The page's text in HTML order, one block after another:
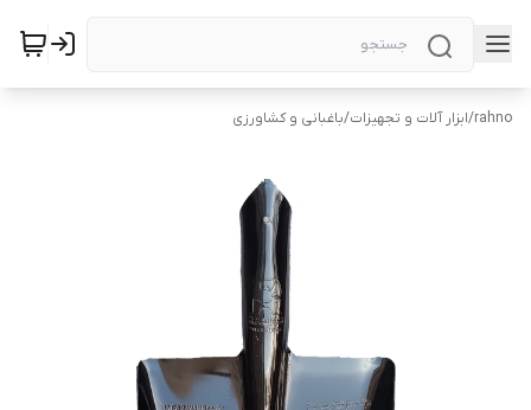
rahno
/ابزار آلات و تجهیزات/باغبانی و کشاورزی